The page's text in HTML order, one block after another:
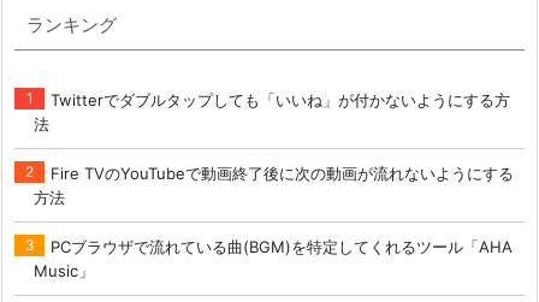
ランキング
Twitterでダブルタップしても「いいね」が付かないようにする方
法
Fire TVのYouTubeで動画終了後に次の動画が流れないようにする
方法
PCブラウザで流れている曲(BGM)を特定してくれるツール「AHA
Music」